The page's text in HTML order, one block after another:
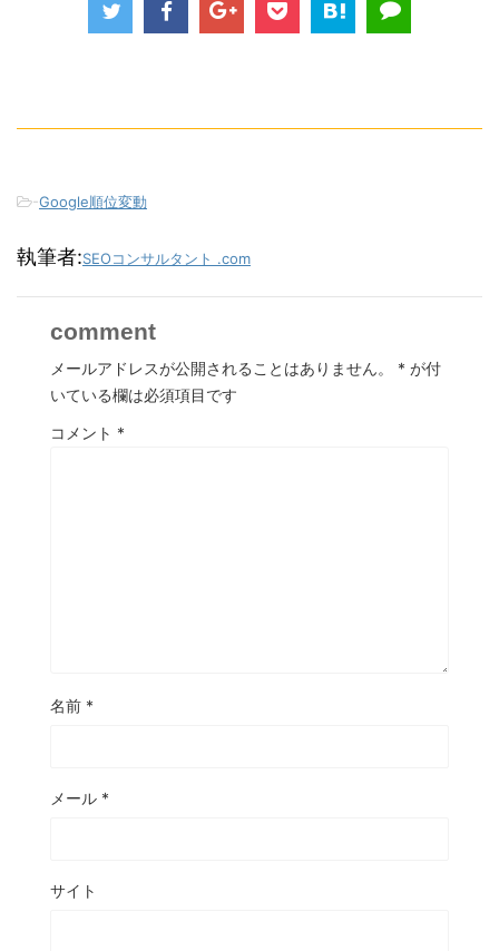
-Google順位変動
執筆者:SEOコンサルタント .com
comment
メールアドレスが公開されることはありません。 * が付
いている欄は必須項目です
コメント *
名前 *
メール *
サイト